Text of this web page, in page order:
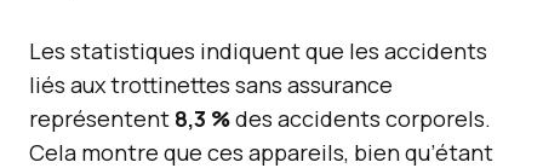
Les statistiques indiquent que les accidents
liés aux trottinettes sans assurance
représentent 8,3 %des accidents corporels.
Cela montre que ces appareils, bien qu’étant